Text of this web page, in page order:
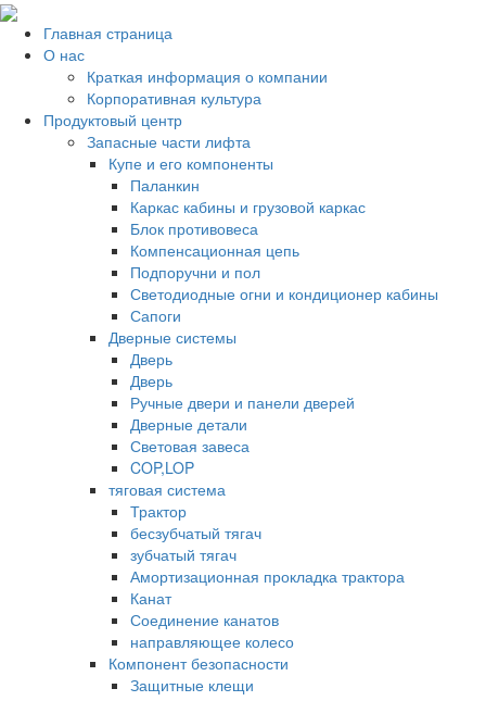
Главная страница
О нас
Краткая информация о компании
Корпоративная культура
Продуктовый центр
Запасные части лифта
Купе и его компоненты
Паланкин
Каркас кабины и грузовой каркас
Блок противовеса
Компенсационная цепь
Подпоручни и пол
Светодиодные огни и кондиционер кабины
Сапоги
Дверные системы
Дверь
Дверь
Ручные двери и панели дверей
Дверные детали
Световая завеса
COP,LOP
тяговая система
Трактор
бесзубчатый тягач
зубчатый тягач
Амортизационная прокладка трактора
Канат
Соединение канатов
направляющее колесо
Компонент безопасности
Защитные клещи